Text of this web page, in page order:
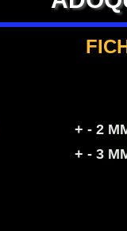
+ - 2
+ - 3